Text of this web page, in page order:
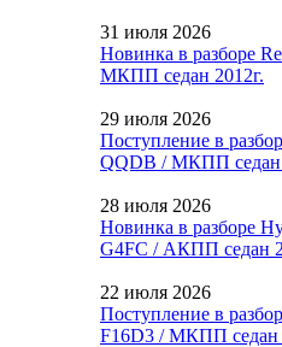
31 июля 2026
Новинка в разборе
МКПП седан 2012г.
29 июля 2026
Поступление в
QQDB / МКПП седан
28 июля 2026
Новинка в разборе
G4FC / АКПП седан
22 июля 2026
Поступление в
F16D3 / МКПП седан